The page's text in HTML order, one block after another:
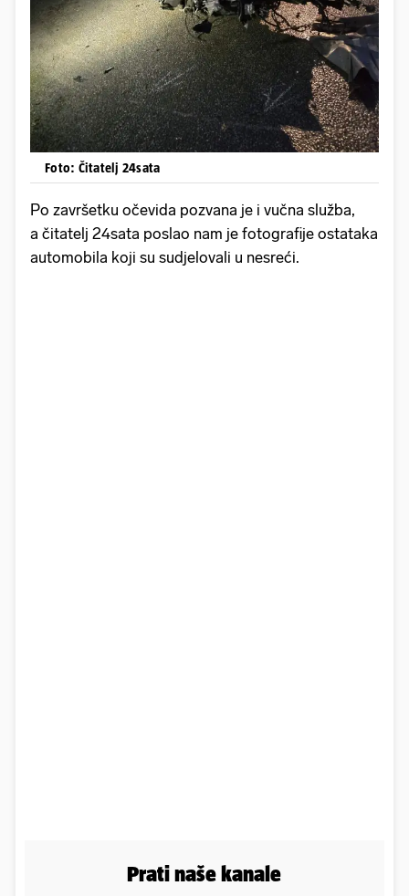
Foto: Čitatelj 24sata
Po završetku očevida pozvana je i vučna služba,
a čitatelj 24sata poslao nam je fotografije ostataka
automobila koji su sudjelovali u nesreći.
Prati naše kanale